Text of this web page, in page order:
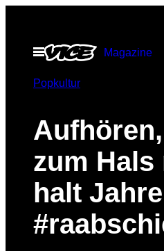
contentOpen
Menu
Magazine
Popkultur
zum Hals
halt